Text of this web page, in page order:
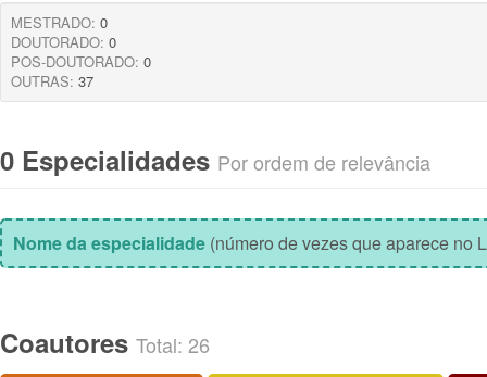
MESTRADO: 0
DOUTORADO: 0
POS-DOUTORADO: 0
OUTRAS: 37
0 Especialidades Por ordem de relevância
Nome da especialidade (número de vezes que aparece no
Coautores Total: 26